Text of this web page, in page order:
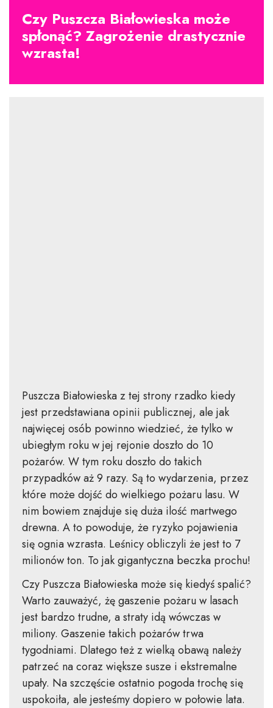
Czy Puszcza Białowieska może
spłonąć? Zagrożenie drastycznie
wzrasta!
Puszcza Białowieska z tej strony rzadko kiedy
jest przedstawiana opinii publicznej, ale jak
najwięcej osób powinno wiedzieć, że tylko w
ubiegłym roku w jej rejonie doszło do 10
pożarów. W tym roku doszło do takich
przypadków aż 9 razy. Są to wydarzenia, przez
które może dojść do wielkiego pożaru lasu. W
nim bowiem znajduje się duża ilość martwego
drewna. A to powoduje, że ryzyko pojawienia
się ognia wzrasta. Leśnicy obliczyli że jest to 7
milionów ton. To jak gigantyczna beczka prochu!
Czy Puszcza Białowieska może się kiedyś spalić?
Warto zauważyć, żę gaszenie pożaru w lasach
jest bardzo trudne, a straty idą wówczas w
miliony. Gaszenie takich pożarów trwa
tygodniami. Dlatego też z wielką obawą należy
patrzeć na coraz większe susze i ekstremalne
upały. Na szczęście ostatnio pogoda trochę się
uspokoiła, ale jesteśmy dopiero w połowie lata.